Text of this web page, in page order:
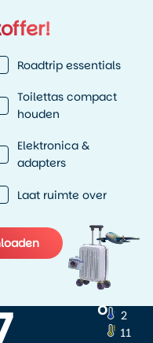
Het klimaat
Oceaan,
Roadtrip essentials
Toilettas compact
houden
Elektronica &
adapters
Laat ruimte over
o
2
11